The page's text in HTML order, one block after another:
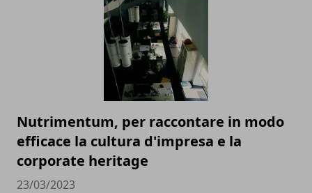
Nutrimentum, per raccontare in modo
efficace la cultura d'impresa e la
corporate heritage
23/03/2023